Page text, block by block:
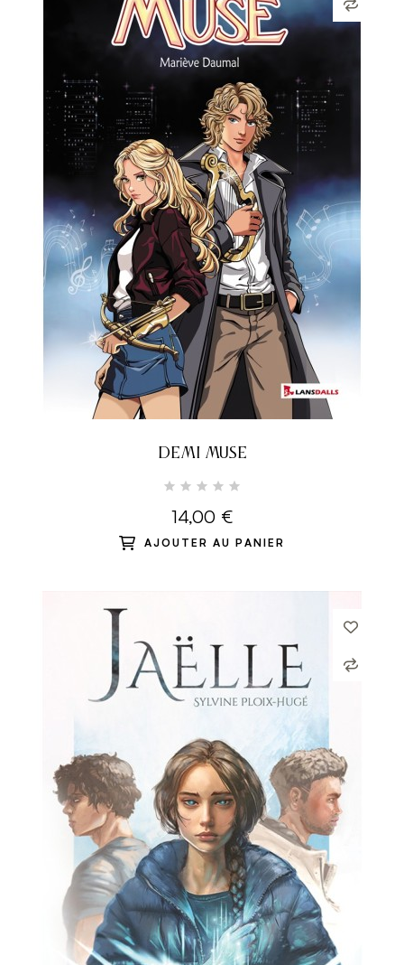
DEMI MUSE
14,00 €
AJOUTER AU PANIER